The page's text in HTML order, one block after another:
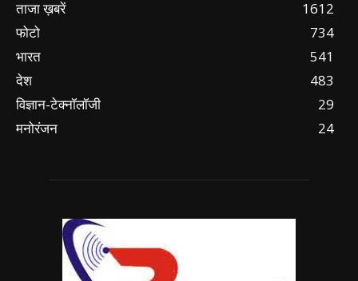
ताजा ख़बरें
1612
फोटो
734
भारत
541
देश
483
विज्ञान-टेक्नॉलॉजी
29
मनोरंजन
24